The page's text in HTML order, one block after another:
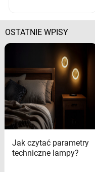
OSTATNIE WPISY
Jak czytać parametry
techniczne lampy?